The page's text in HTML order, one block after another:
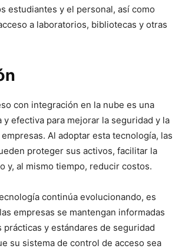
estudiantes y el personal, así como
a laboratorios, bibliotecas y otras
con integración en la nube es una
y efectiva para mejorar la seguridad y la
Al adoptar esta tecnología, las
proteger sus activos, facilitar la
y, al mismo tiempo, reducir costos.
continúa evolucionando, es
empresas se mantengan informadas
prácticas y estándares de seguridad
su sistema de control de acceso sea